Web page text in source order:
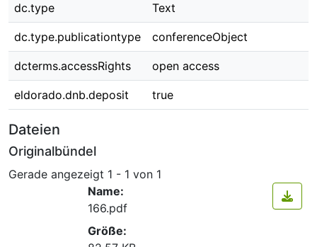
dc.type Text
dc.type.publicationtype conferenceObject
dcterms.accessRights open access
eldorado.dnb.deposit true
Dateien
Originalbündel
Gerade angezeigt 1 - 1 von 1
Name:
166.pdf
Größe: